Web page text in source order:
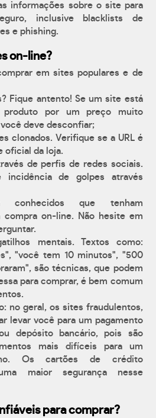
informações sobre o site para
inclusive blacklists de
e phishing.
on-line?
em sites populares e de
Fique antento! Se um site está
produto por um preço muito
deve desconfiar;
clonados. Verifique se a URL é
oficial da loja.
de perfis de redes sociais.
incidência de golpes através
conhecidos que tenham
compra on-line. Não hesite em
mentais. Textos como:
"você tem 10 minutos", "500
são técnicas, que podem
para comprar, é bem comum
no geral, os sites fraudulentos,
levar você para um pagamento
depósito bancário, pois são
mais difíceis para um
Os cartões de crédito
maior segurança nesse
para comprar?